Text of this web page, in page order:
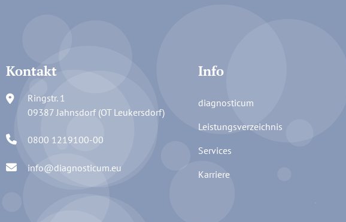
Kontakt
Ringstr. 1
09387 Jahnsdorf (OT Leukersdorf)
0800 1219100-00
info@diagnosticum.eu
Info
diagnosticum
Leistungsverzeichnis
Services
Karriere